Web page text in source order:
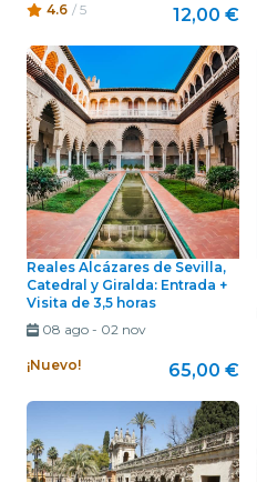
4.6 / 5 12,00 €
Reales Alcázares de Sevilla,
Catedral y Giralda: Entrada +
Visita de 3,5 horas
08 ago- 02 nov
¡Nuevo! 65,00 €